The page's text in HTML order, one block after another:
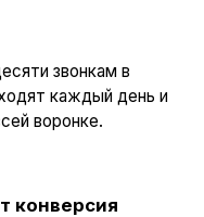
звонкам в
каждый день и
воронке.
конверсия